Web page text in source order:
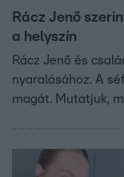
Rácz Jenő
a helyszín
Rácz Jenő és
nyaralásához. A
magát. Mutatjuk,